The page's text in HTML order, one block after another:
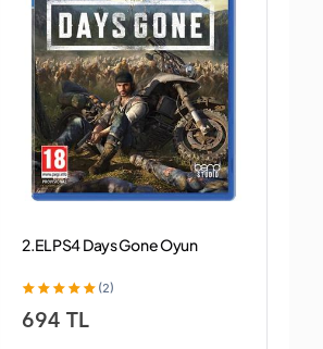
2.EL PS4 Days Gone Oyun
(2)
694 TL